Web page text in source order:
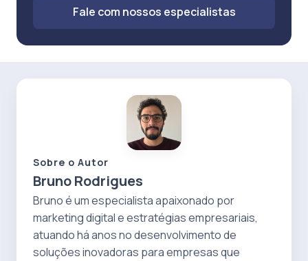
Fale com nossos especialistas
Sobre o Autor
Bruno Rodrigues
Bruno é um especialista apaixonado por
marketing digital e estratégias empresariais,
atuando há anos no desenvolvimento de
soluções inovadoras para empresas que